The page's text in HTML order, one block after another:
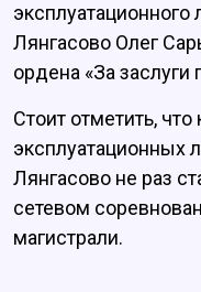
Лянгасово Олег
ордена «За заслуги
Стоит отметить,
эксплуатационных
Лянгасово не раз
сетевом
магистрали.